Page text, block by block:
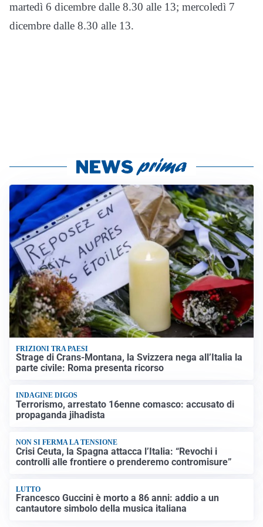
martedì 6 dicembre dalle 8.30 alle 13; mercoledì 7
dicembre dalle 8.30 alle 13.
FRIZIONI TRA PAESI
Strage di Crans-Montana, la Svizzera nega all’Italia la
parte civile: Roma presenta ricorso
INDAGINE DIGOS
Terrorismo, arrestato 16enne comasco: accusato di
propaganda jihadista
NON SI FERMA LA TENSIONE
Crisi Ceuta, la Spagna attacca l’Italia: “Revochi i
controlli alle frontiere o prenderemo contromisure”
LUTTO
Francesco Guccini è morto a 86 anni: addio a un
cantautore simbolo della musica italiana